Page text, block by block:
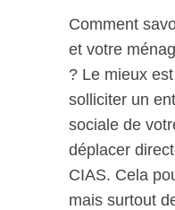
Comment
et votre
? Le mieux
solliciter un
sociale de
déplacer
CIAS. Cela
mais surtout